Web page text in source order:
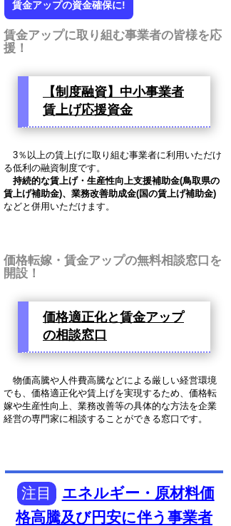
賃金アップの資金確保に!
賃金アップに取り組む事業者の皆様を応
援！
【制度融資】中小事業者
賃上げ応援資金
3％以上の賃上げに取り組む事業者に利用いただけ
る低利の融資制度です。
持続的な賃上げ・生産性向上支援補助金(鳥取県の
賃上げ補助金)、業務改善助成金(国の賃上げ補助金)
などと併用いただけます。
価格転嫁・賃金アップの無料相談窓口を
開設！
価格適正化と賃金アップ
の相談窓口
物価高騰や人件費高騰などによる厳しい経営環境
でも、価格適正化や賃上げを実現するため、価格転
嫁や生産性向上、業務改善等の具体的な方法を企業
経営の専門家に相談することができる窓口です。
注目
エネルギー・原材料価
格高騰及び円安に伴う事業者